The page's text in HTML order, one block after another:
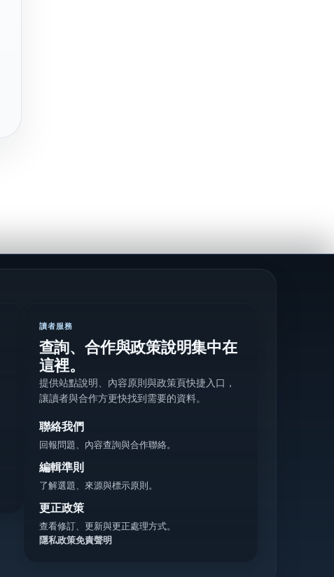
讀者服務
查詢、合作與政策說明集中在
這裡。
提供站點說明、內容原則與政策頁快捷入口，
讓讀者與合作方更快找到需要的資料。
聯絡我們
回報問題、內容查詢與合作聯絡。
編輯準則
了解選題、來源與標示原則。
更正政策
查看修訂、更新與更正處理方式。
隱私政策免責聲明